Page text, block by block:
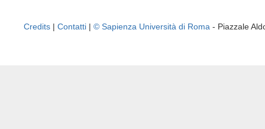
Credits | Contatti | © Sapienza Università di Roma - Piazzale